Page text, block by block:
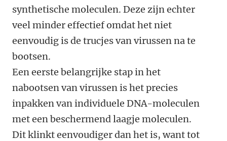
synthetische moleculen. Deze zijn echter
veel minder effectief omdat het niet
eenvoudig is de trucjes van virussen na te
bootsen.
Een eerste belangrijke stap in het
nabootsen van virussen is het precies
inpakken van individuele DNA-moleculen
met een beschermend laagje moleculen.
Dit klinkt eenvoudiger dan het is, want tot